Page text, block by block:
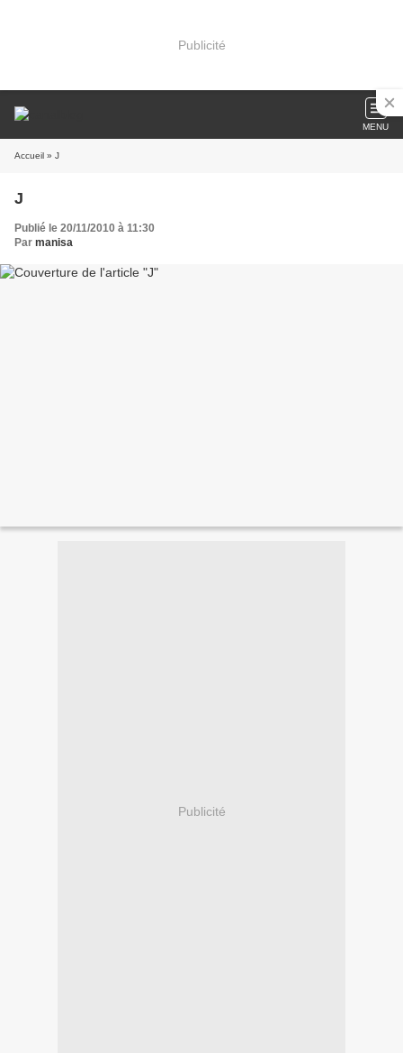
Publicité
MENU
Accueil » J
J
Publié le 20/11/2010 à 11:30
Par manisa
Publicité